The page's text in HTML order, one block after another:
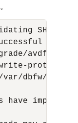
SHA256
for /
avdf-
var/dbfw/
have